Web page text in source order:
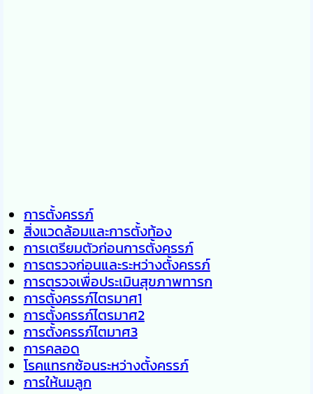
การตั้งครรภ์
สิ่งแวดล้อมและการตั้งท้อง
การเตรียมตัวก่อนการตั้งครรภ์
การตรวจก่อนและระหว่างตั้งครรภ์
การตรวจเพื่อประเมินสุขภาพทารก
การตั้งครรภ์ไตรมาศ1
การตั้งครรภ์ไตรมาศ2
การตั้งครรภ์ไตมาศ3
การคลอด
โรคแทรกซ้อนระหว่างตั้งครรภ์
การให้นมลูก